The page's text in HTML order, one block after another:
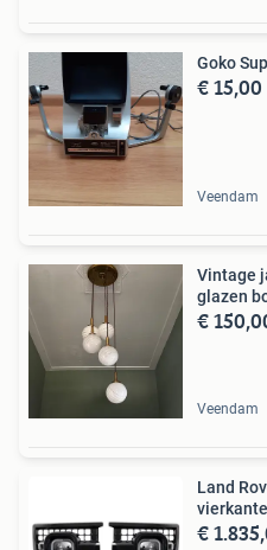
Goko
€ 15,00
Veendam
Vintage
glazen
€
Veendam
Land
€